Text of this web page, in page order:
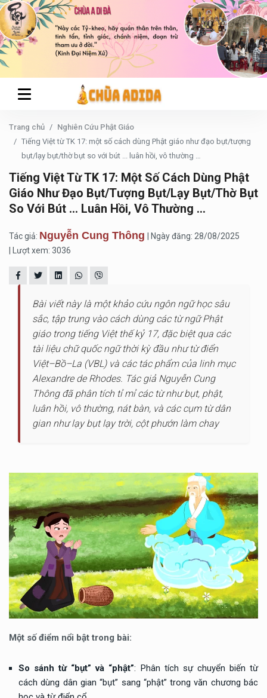
Trang chủ
Nghiên Cứu Phật Giáo
Tiếng Việt từ TK 17: một số cách dùng Phật giáo như đạo bụt/tượng
bụt/lạy bụt/thờ bụt so với bút ... luân hồi, vô thường …
Tiếng Việt Từ TK 17: Một Số Cách Dùng Phật
Giáo Như Đạo Bụt/tượng Bụt/lạy Bụt/thờ Bụt
So Với Bút ... Luân Hồi, Vô Thường …
Tác giả: Nguyễn Cung Thông
| Ngày đăng: 28/08/2025
| Lượt xem: 3036
Bài viết này là một khảo cứu ngôn ngữ học sâu
sắc, tập trung vào cách dùng các từ ngữ Phật
giáo trong tiếng Việt thế kỷ 17, đặc biệt qua các
tài liệu chữ quốc ngữ thời kỳ đầu như từ điển
Việt–Bồ–La (VBL) và các tác phẩm của linh mục
Alexandre de Rhodes. Tác giả Nguyễn Cung
Thông đã phân tích tỉ mỉ các từ như bụt, phật,
luân hồi, vô thường, nát bàn, và các cụm từ dân
gian như lạy bụt lạy trời, cột phướn làm chay
Một số điểm nổi bật trong bài:
So sánh từ “bụt” và “phật”: Phân tích sự chuyển biến từ
cách dùng dân gian “bụt” sang “phật” trong văn chương bác